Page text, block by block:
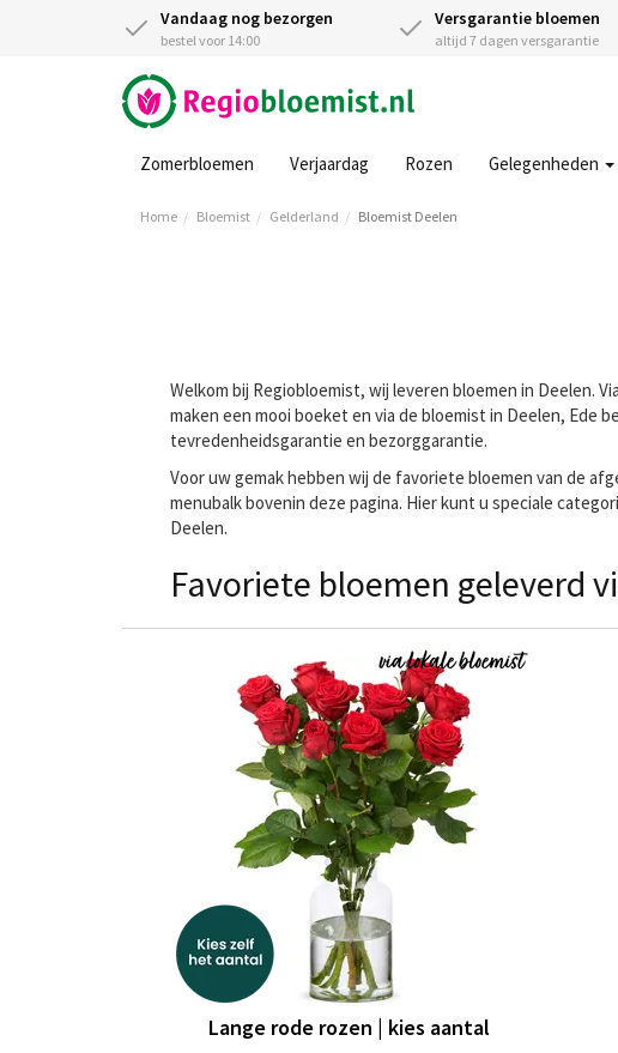
Vandaag nog bezorgen
bestel voor 14:00
Versgarantie bloemen
altijd 7 dagen versgarantie
Zomerbloemen Verjaardag Rozen Gelegenheden
Home Bloemist Gelderland Bloemist Deelen
Welkom bij Regiobloemist, wij leveren bloemen in Deelen.
maken een mooi boeket en via de bloemist in Deelen, Ede
tevredenheidsgarantie en bezorggarantie.
Voor uw gemak hebben wij de favoriete bloemen van de
menubalk bovenin deze pagina. Hier kunt u speciale
Deelen.
Favoriete bloemen geleverd
Lange rode rozen | kies aantal